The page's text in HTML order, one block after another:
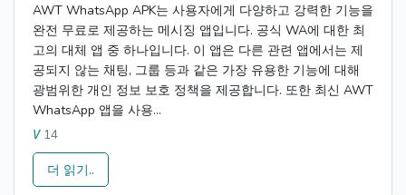
AWT WhatsApp APK는 사용자에게 다양하고 강력한 기능을
완전 무료로 제공하는 메시징 앱입니다. 공식 WA에 대한 최
고의 대체 앱 중 하나입니다. 이 앱은 다른 관련 앱에서는 제
공되지 않는 채팅, 그룹 등과 같은 가장 유용한 기능에 대해
광범위한 개인 정보 보호 정책을 제공합니다. 또한 최신 AWT
WhatsApp 앱을 사용...
V14
더 읽기..